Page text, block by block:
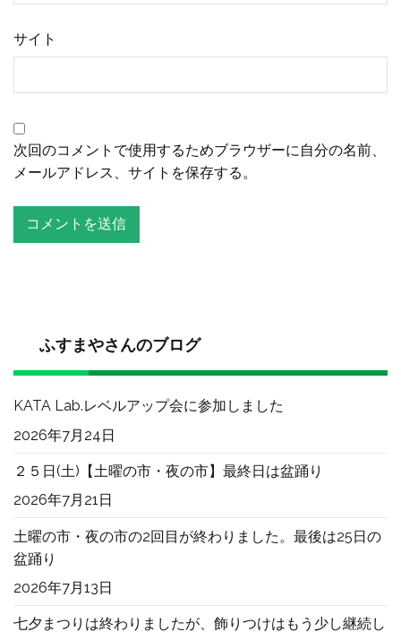
サイト
次回のコメントで使用するためブラウザーに自分の名前、
メールアドレス、サイトを保存する。
ふすまやさんのブログ
KATA Lab.レベルアップ会に参加しました
2026年7月24日
２５日(土)【土曜の市・夜の市】最終日は盆踊り
2026年7月21日
土曜の市・夜の市の2回目が終わりました。最後は25日の
盆踊り
2026年7月13日
七夕まつりは終わりましたが、飾りつけはもう少し継続し